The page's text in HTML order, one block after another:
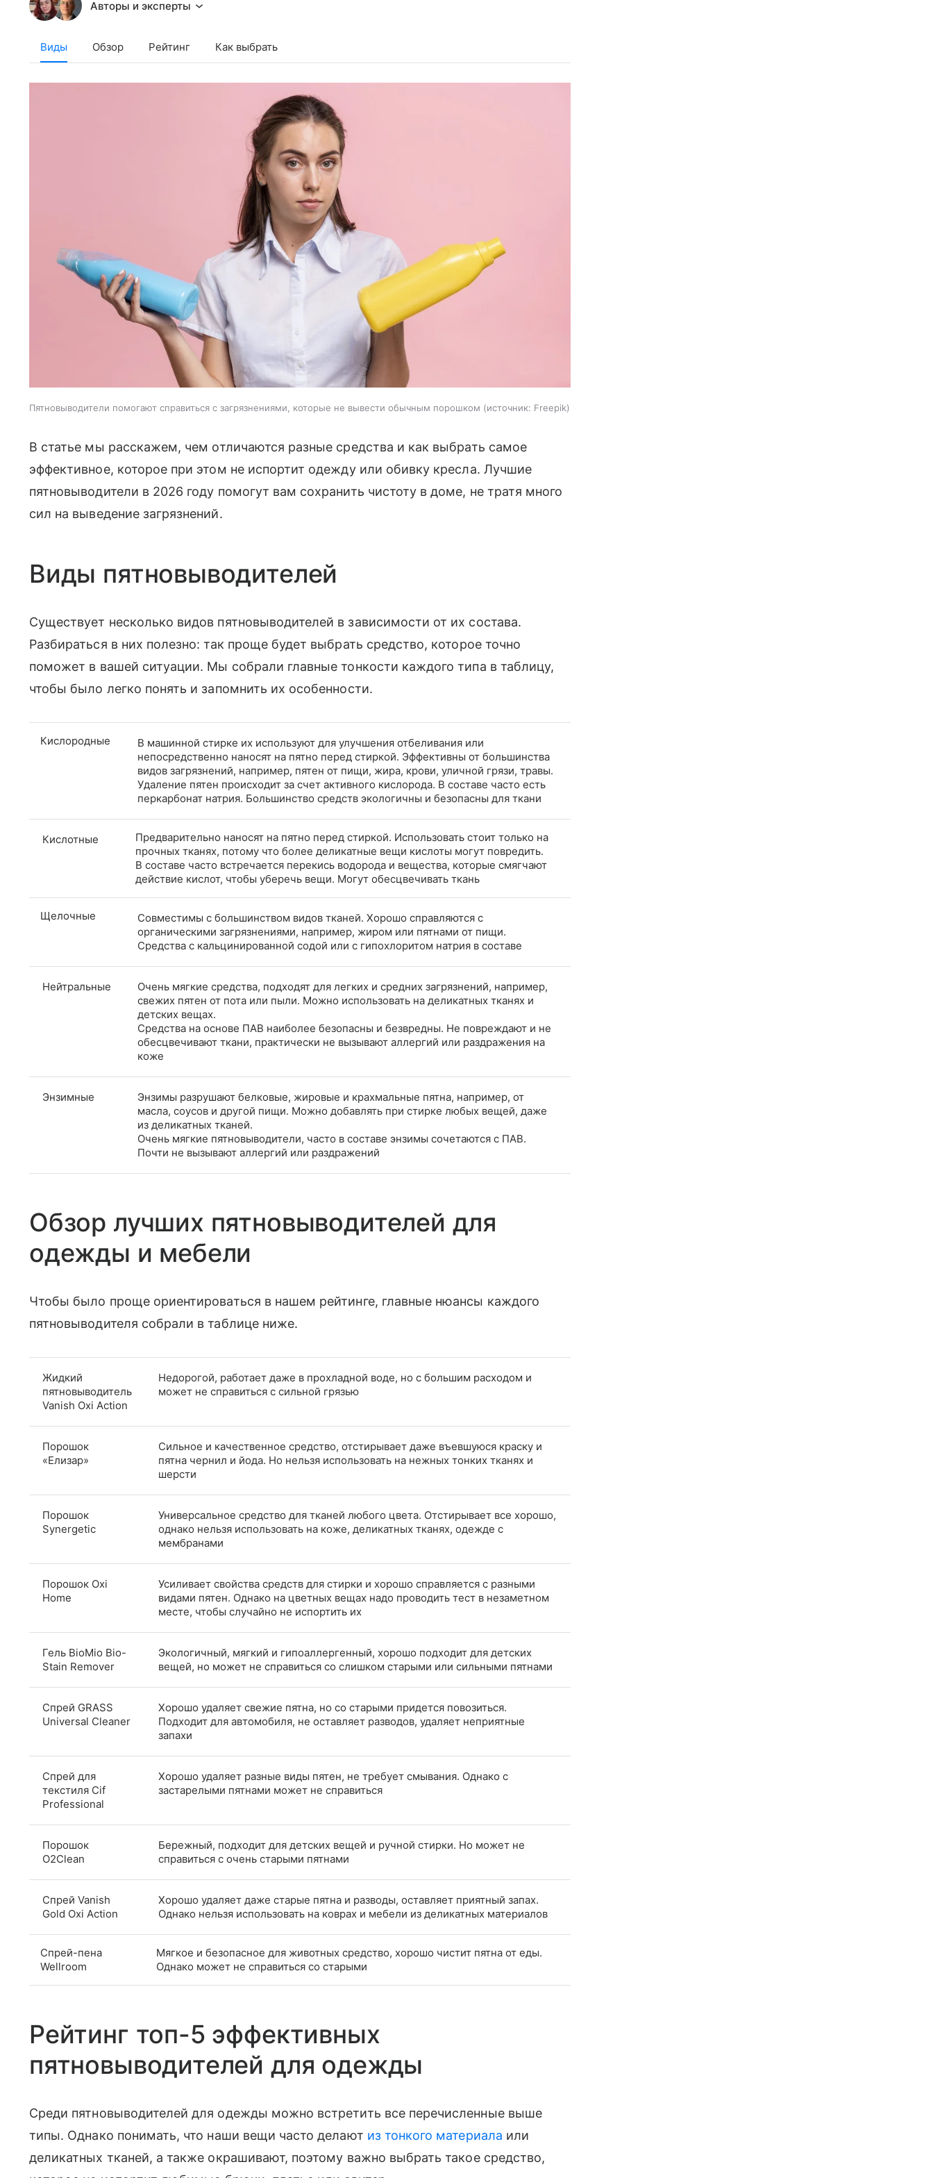
Авторы и эксперты
Виды Обзор Рейтинг Как выбрать
Пятновыводители помогают справиться с загрязнениями, которые не вывести обычным порошком источник: Freepik
В статье мы расскажем, чем отличаются разные средства и как выбрать самое
эффективное, которое при этом не испортит одежду или обивку кресла. Лучшие
пятновыводители в 2026 году помогут вам сохранить чистоту в доме, не тратя много
сил на выведение загрязнений.
Виды пятновыводителей
Существует несколько видов пятновыводителей в зависимости от их состава.
Разбираться в них полезно: так проще будет выбрать средство, которое точно
поможет в вашей ситуации. Мы собрали главные тонкости каждого типа в таблицу,
чтобы было легко понять и запомнить их особенности.
Кислородные
В машинной стирке их используют для улучшения отбеливания или
непосредственно наносят на пятно перед стиркой. Эффективны от большинства
видов загрязнений, например, пятен от пищи, жира, крови, уличной грязи, травы.
Удаление пятен происходит за счет активного кислорода. В составе часто есть
перкарбонат натрия. Большинство средств экологичны и безопасны для ткани
Кислотные
Предварительно наносят на пятно перед стиркой. Использовать стоит только на
прочных тканях, потому что более деликатные вещи кислоты могут повредить.
В составе часто встречается перекись водорода и вещества, которые смягчают
действие кислот, чтобы уберечь вещи. Могут обесцвечивать ткань
Щелочные
Совместимы с большинством видов тканей. Хорошо справляются с
органическими загрязнениями, например, жиром или пятнами от пищи.
Средства с кальцинированной содой или с гипохлоритом натрия в составе
Нейтральные
Очень мягкие средства, подходят для легких и средних загрязнений, например,
свежих пятен от пота или пыли. Можно использовать на деликатных тканях и
детских вещах.
Средства на основе ПАВ наиболее безопасны и безвредны. Не повреждают и не
обесцвечивают ткани, практически не вызывают аллергий или раздражения на
коже
Энзимные
Энзимы разрушают белковые, жировые и крахмальные пятна, например, от
масла, соусов и другой пищи. Можно добавлять при стирке любых вещей, даже
из деликатных тканей.
Очень мягкие пятновыводители, часто в составе энзимы сочетаются с ПАВ.
Почти не вызывают аллергий или раздражений
Обзор лучших пятновыводителей для
одежды и мебели
Чтобы было проще ориентироваться в нашем рейтинге, главные нюансы каждого
пятновыводителя собрали в таблице ниже.
Жидкий
пятновыводитель
Vanish Oxi Action
Недорогой, работает даже в прохладной воде, но с большим расходом и
может не справиться с сильной грязью
Порошок
«Елизар»
Сильное и качественное средство, отстирывает даже въевшуюся краску и
пятна чернил и йода. Но нельзя использовать на нежных тонких тканях и
шерсти
Порошок
Synergetic
Универсальное средство для тканей любого цвета. Отстирывает все хорошо,
однако нельзя использовать на коже, деликатных тканях, одежде с
мембранами
Порошок Oxi
Home
Усиливает свойства средств для стирки и хорошо справляется с разными
видами пятен. Однако на цветных вещах надо проводить тест в незаметном
месте, чтобы случайно не испортить их
Гель BioMio Bio-
Stain Remover
Экологичный, мягкий и гипоаллергенный, хорошо подходит для детских
вещей, но может не справиться со слишком старыми или сильными пятнами
Спрей GRASS
Universal Cleaner
Хорошо удаляет свежие пятна, но со старыми придется повозиться.
Подходит для автомобиля, не оставляет разводов, удаляет неприятные
запахи
Спрей для
текстиля Cif
Professional
Хорошо удаляет разные виды пятен, не требует смывания. Однако с
застарелыми пятнами может не справиться
Порошок
O2Clean
Бережный, подходит для детских вещей и ручной стирки. Но может не
справиться с очень старыми пятнами
Спрей Vanish
Gold Oxi Action
Хорошо удаляет даже старые пятна и разводы, оставляет приятный запах.
Однако нельзя использовать на коврах и мебели из деликатных материалов
Спрей-пена
Wellroom
Мягкое и безопасное для животных средство, хорошо чистит пятна от еды.
Однако может не справиться со старыми
Рейтинг топ-5 эффективных
пятновыводителей для одежды
Среди пятновыводителей для одежды можно встретить все перечисленные выше
типы. Однако понимать, что наши вещи часто делают из тонкого материала или
деликатных тканей, а также окрашивают, поэтому важно выбрать такое средство,